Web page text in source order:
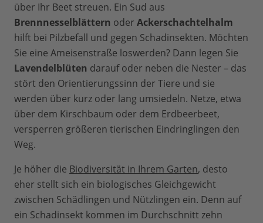
über Ihr Beet streuen. Ein Sud aus
Brennnesselblättern oder Ackerschachtelhalm
hilft bei Pilzbefall und gegen Schadinsekten. Möchten
Sie eine Ameisenstraße loswerden? Dann legen Sie
Lavendelblüten darauf oder neben die Nester – das
stört den Orientierungssinn der Tiere und sie
werden über kurz oder lang umsiedeln. Netze, etwa
über dem Kirschbaum oder dem Erdbeerbeet,
versperren größeren tierischen Eindringlingen den
Weg.
Je höher die Biodiversität in Ihrem Garten, desto
eher stellt sich ein biologisches Gleichgewicht
zwischen Schädlingen und Nützlingen ein. Denn auf
ein Schadinsekt kommen im Durchschnitt zehn